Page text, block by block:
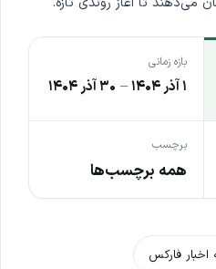
بازه زمانی
۱ آذر ۱۴۰۴ – ۳۰ آذر ۱۴۰۴
برچسب
همه برچسب‌ها
اخبار فارکس